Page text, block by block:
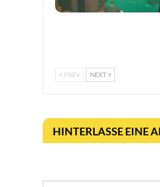
PREV NEXT
HINTERLASSE EINE